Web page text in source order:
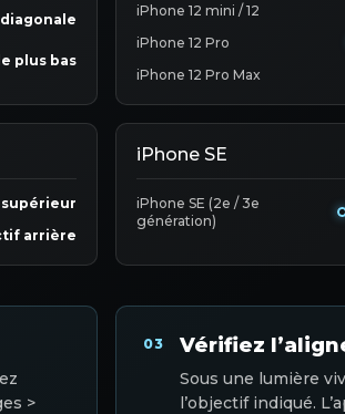
plus bas
iPhone 12 mini / 12
iPhone 12 Pro
iPhone 12 Pro Max
arrière
iPhone SE
iPhone SE (2e / 3e
génération)
>
03 Vérifiez
Sous une lumière
l’objectif indiqué.